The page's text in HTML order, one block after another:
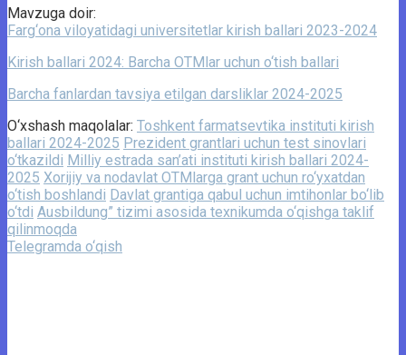
Mavzuga doir:
Farg‘ona viloyatidagi universitetlar kirish ballari 2023-2024
Kirish ballari 2024: Barcha OTMlar uchun o‘tish ballari
Barcha fanlardan tavsiya etilgan darsliklar 2024-2025
O‘xshash maqolalar: Toshkent farmatsevtika instituti kirish
ballari 2024-2025 Prezident grantlari uchun test sinovlari
o‘tkazildi Milliy estrada san’ati instituti kirish ballari 2024-
2025 Xorijiy va nodavlat OTMlarga grant uchun ro‘yxatdan
o‘tish boshlandi Davlat grantiga qabul uchun imtihonlar bo‘lib
o‘tdi Ausbildung” tizimi asosida texnikumda o‘qishga taklif
qilinmoqda
Telegramda o‘qish